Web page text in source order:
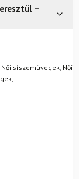
–
terméket
nélkül.
Női síszemüvegek Női